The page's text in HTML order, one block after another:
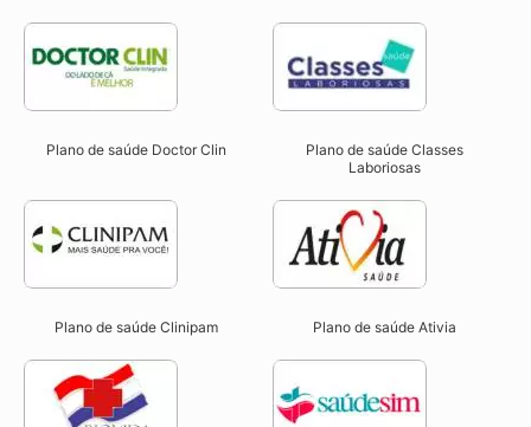
Plano de saúde Doctor Clin
Plano de saúde Classes
Laboriosas
Plano de saúde Clinipam Plano de saúde Ativia